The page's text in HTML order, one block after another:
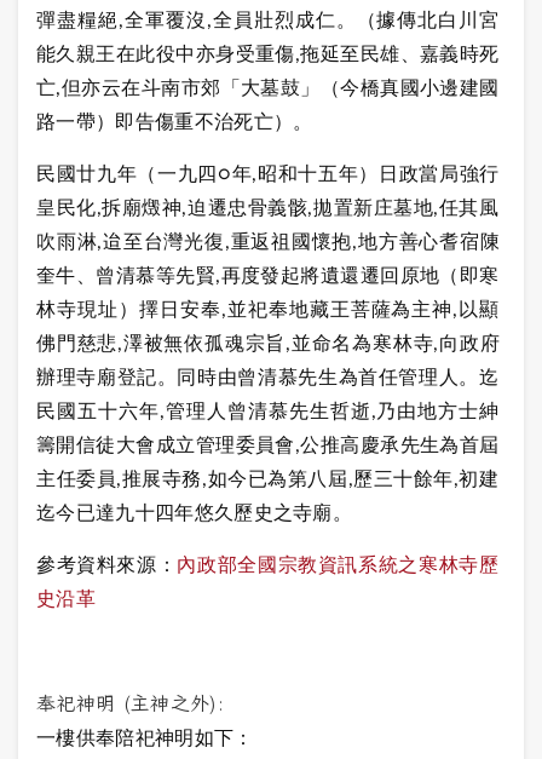
彈盡糧絕,全軍覆沒,全員壯烈成仁。（據傳北白川宮
能久親王在此役中亦身受重傷,拖延至民雄、嘉義時死
亡,但亦云在斗南市郊「大墓鼓」（今橋真國小邊建國
路一帶）即告傷重不治死亡）。
民國廿九年（一九四○年,昭和十五年）日政當局強行
皇民化,拆廟燬神,迫遷忠骨義骸,拋置新庄墓地,任其風
吹雨淋,迨至台灣光復,重返祖國懷抱,地方善心耆宿陳
奎牛、曾清慕等先賢,再度發起將遺還遷回原地（即寒
林寺現址）擇日安奉,並祀奉地藏王菩薩為主神,以顯
佛門慈悲,澤被無依孤魂宗旨,並命名為寒林寺,向政府
辦理寺廟登記。同時由曾清慕先生為首任管理人。迄
民國五十六年,管理人曾清慕先生哲逝,乃由地方士紳
籌開信徒大會成立管理委員會,公推高慶承先生為首屆
主任委員,推展寺務,如今已為第八屆,歷三十餘年,初建
迄今已達九十四年悠久歷史之寺廟。
參考資料來源： 內政部全國宗教資訊系統之寒林寺歷
史沿革
奉祀神明 (主神之外):
一樓供奉陪祀神明如下：